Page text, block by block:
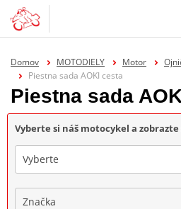
Domov MOTODIELY Motor
Piestna sada AOKI cesta
Piestna sada
Vyberte si náš motocykel a
Vyberte
Značka